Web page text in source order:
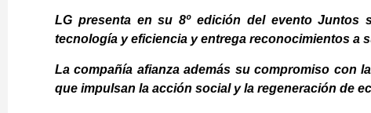
LG presenta en su 8º edición del evento Juntos
tecnología y eficiencia y entrega reconocimientos a
La compañía afianza además su compromiso con
que impulsan la acción social y la regeneración de